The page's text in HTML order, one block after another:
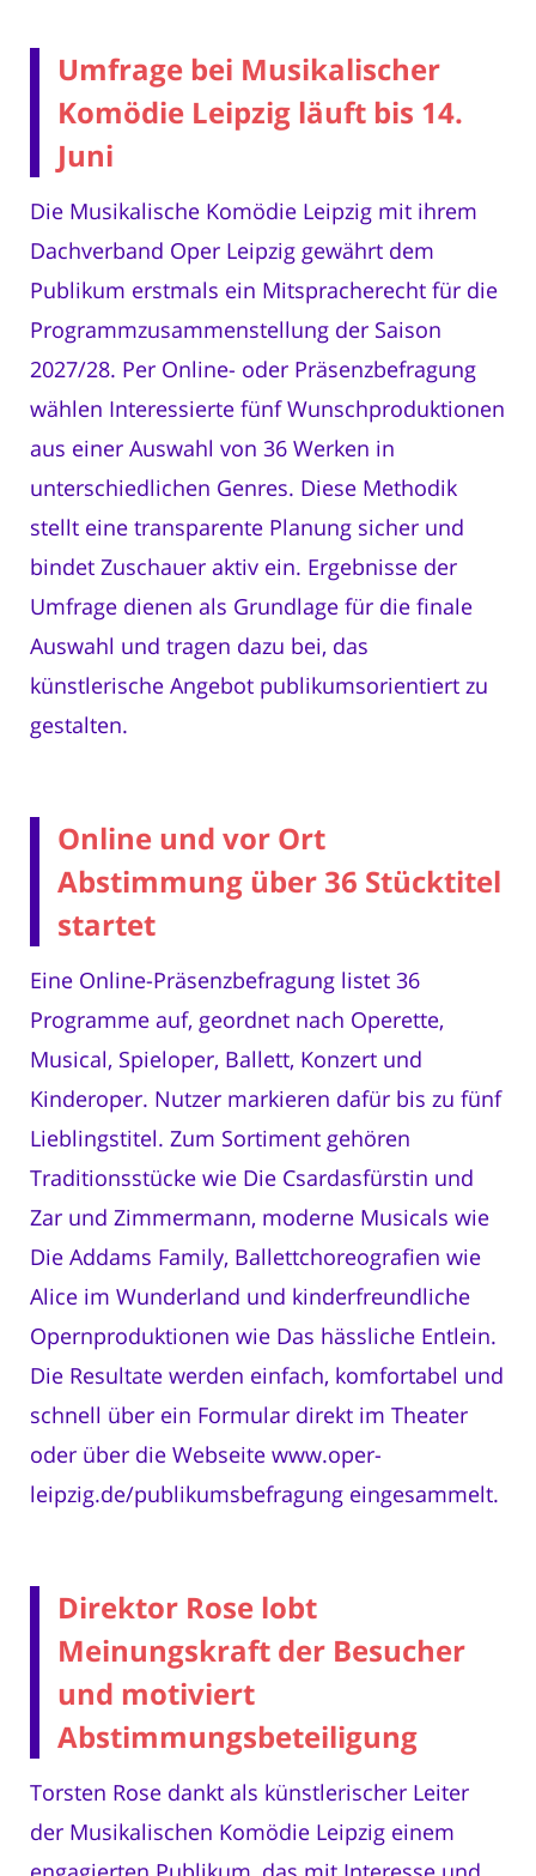
Umfrage bei Musikalischer
Komödie Leipzig läuft bis 14.
Juni
Die Musikalische Komödie Leipzig mit ihrem
Dachverband Oper Leipzig gewährt dem
Publikum erstmals ein Mitspracherecht für die
Programmzusammenstellung der Saison
2027/28. Per Online- oder Präsenzbefragung
wählen Interessierte fünf Wunschproduktionen
aus einer Auswahl von 36 Werken in
unterschiedlichen Genres. Diese Methodik
stellt eine transparente Planung sicher und
bindet Zuschauer aktiv ein. Ergebnisse der
Umfrage dienen als Grundlage für die finale
Auswahl und tragen dazu bei, das
künstlerische Angebot publikumsorientiert zu
gestalten.
Online und vor Ort
Abstimmung über 36 Stücktitel
startet
Eine Online-Präsenzbefragung listet 36
Programme auf, geordnet nach Operette,
Musical, Spieloper, Ballett, Konzert und
Kinderoper. Nutzer markieren dafür bis zu fünf
Lieblingstitel. Zum Sortiment gehören
Traditionsstücke wie Die Csardasfürstin und
Zar und Zimmermann, moderne Musicals wie
Die Addams Family, Ballettchoreografien wie
Alice im Wunderland und kinderfreundliche
Opernproduktionen wie Das hässliche Entlein.
Die Resultate werden einfach, komfortabel und
schnell über ein Formular direkt im Theater
oder über die Webseite www.oper-
leipzig.de/publikumsbefragung eingesammelt.
Direktor Rose lobt
Meinungskraft der Besucher
und motiviert
Abstimmungsbeteiligung
Torsten Rose dankt als künstlerischer Leiter
der Musikalischen Komödie Leipzig einem